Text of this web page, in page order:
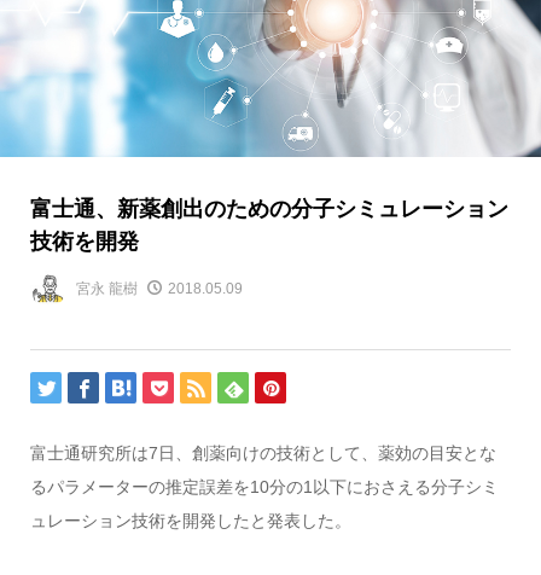
富士通、新薬創出のための分子シミュレーション
技術を開発
宮永 龍樹 2018.05.09
富士通研究所は7日、創薬向けの技術として、薬効の目安とな
るパラメーターの推定誤差を10分の1以下におさえる分子シミ
ュレーション技術を開発したと発表した。